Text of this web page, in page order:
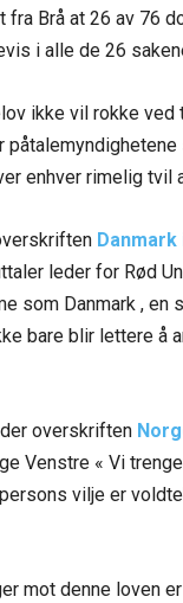
Brå at 26 av 76
i alle de 26
ikke vil rokke
enhver rimelig tvil
leder for Rød
som Danmark ,
bare blir lettere å
overskriften
Venstre « Vi
vilje er
mot denne loven